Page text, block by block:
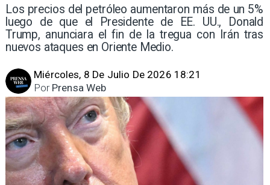
Los precios del petróleo aumentaron más de un 5%
luego de que el Presidente de EE. UU., Donald
Trump, anunciara el fin de la tregua con Irán tras
nuevos ataques en Oriente Medio.
Miércoles, 8 De Julio De 2026 18:21
Prensa Web
Por